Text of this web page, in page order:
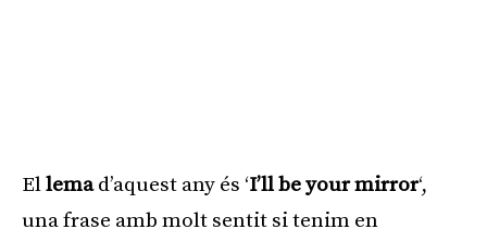
Ellemad’aquest any és ‘I’ll be your mirror‘,
una frase amb molt sentit si tenim en